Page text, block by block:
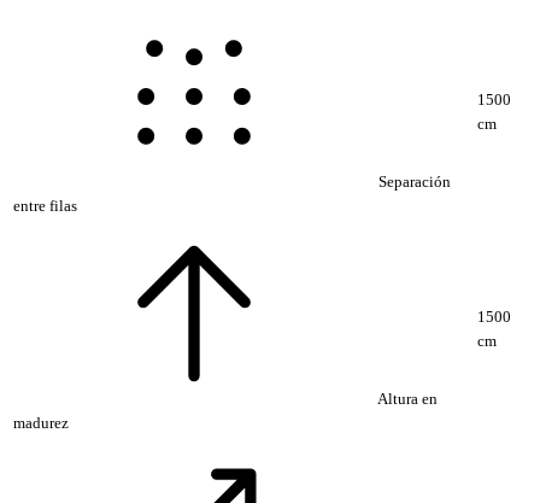
Separación
entre filas
1500
cm
Altura en
madurez
1500
cm